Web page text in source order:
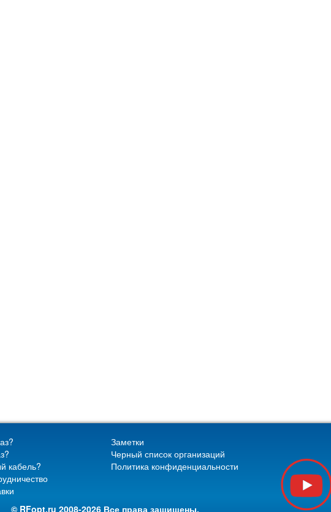
кабель?
Заметки
Черный список организаций
Политика конфиденциальности
© RFopt.ru 2008-2026 Все права защищены.